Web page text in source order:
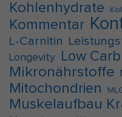
Kohlenhydrate
Kommentar
L-Carnitin
Longevity Low Carb
Mikronährstoffe
Mitochondrien
Muskelaufbau